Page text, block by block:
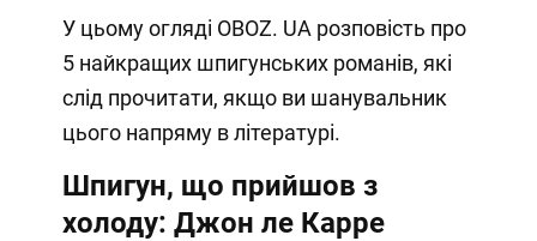
У цьому огляді OBOZ. UA розповість про
5 найкращих шпигунських романів, які
слід прочитати, якщо ви шанувальник
цього напряму в літературі.
Шпигун, що прийшов з
холоду: Джон ле Карре